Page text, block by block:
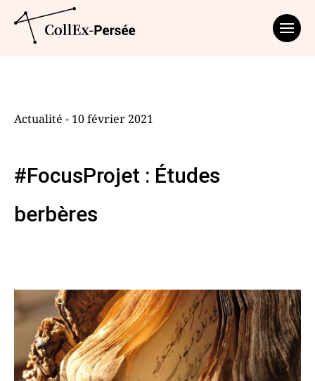
Actualité - 10 février 2021
#FocusProjet : Études
berbères